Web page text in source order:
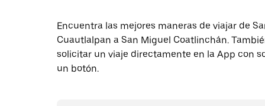
Encuentra las mejores maneras de viajar de
Cuautlalpan a San Miguel Coatlinchán.
solicitar un viaje directamente en la App con
un botón.